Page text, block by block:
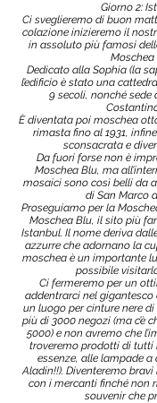
Giorno 2:
Ci sveglieremo di buon
colazione inizieremo il
in assoluto più famosi
Moschea
Dedicato alla Sophia (la
l’edificio è stato una
9 secoli, nonché sede
È diventata poi moschea
rimasta fino al 1931,
sconsacrata e
Da fuori forse non è
Moschea Blu, ma
mosaici sono così belli da
di San Marco
Proseguiamo per la
Moschea Blu, il sito più
Istanbul. Il nome deriva
azzurre che adornano la
moschea è un importante
possibile
Ci fermeremo per un
addentrarci nel gigantesco
un luogo per cinture nere
più di 3000 negozi (ma c’è
5000) e non avremo che
troveremo prodotti di tutti
essenze, alle lampade
Aladin!!). Diventeremo
con i mercanti finché non
souvenir che